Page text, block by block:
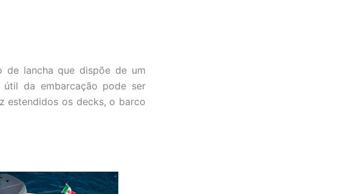
lancha que dispõe de um
útil da embarcação pode ser
estendidos os decks, o barco